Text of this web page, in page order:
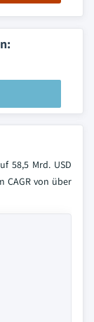
58,5 Mrd. USD
CAGR von über